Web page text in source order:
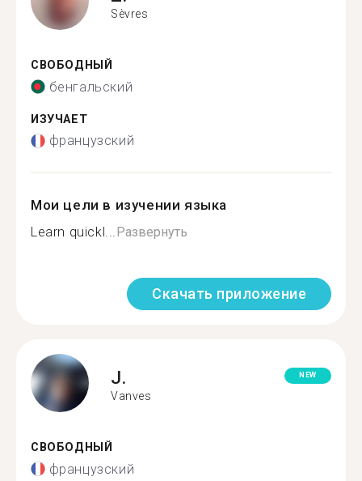
Sèvres
СВОБОДНЫЙ
бенгальский
ИЗУЧАЕТ
французский
Мои цели в изучении языка
Learn quickl...Развернуть
Скачать приложение
J.
Vanves
NEW
СВОБОДНЫЙ
французский